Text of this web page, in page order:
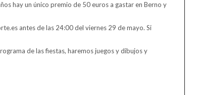
hay un único premio de 50 euros a gastar en Berno y
antes de las 24:00 del viernes 29 de mayo. Si
de las fiestas, haremos juegos y dibujos y